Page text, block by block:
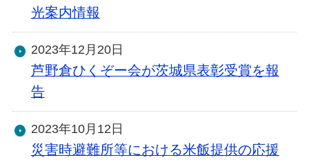
光案内情報
2023年12月20日
芦野倉ひくぞー会が茨城県表彰受賞を報
告
2023年10月12日
災害時避難所等における米飯提供の応援